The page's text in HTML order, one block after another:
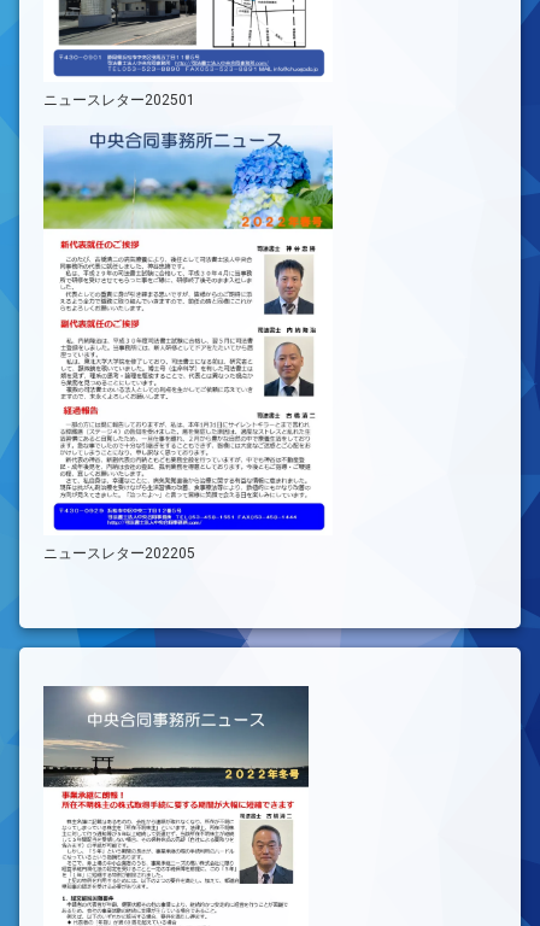
ニュースレター202501
ニュースレター202205